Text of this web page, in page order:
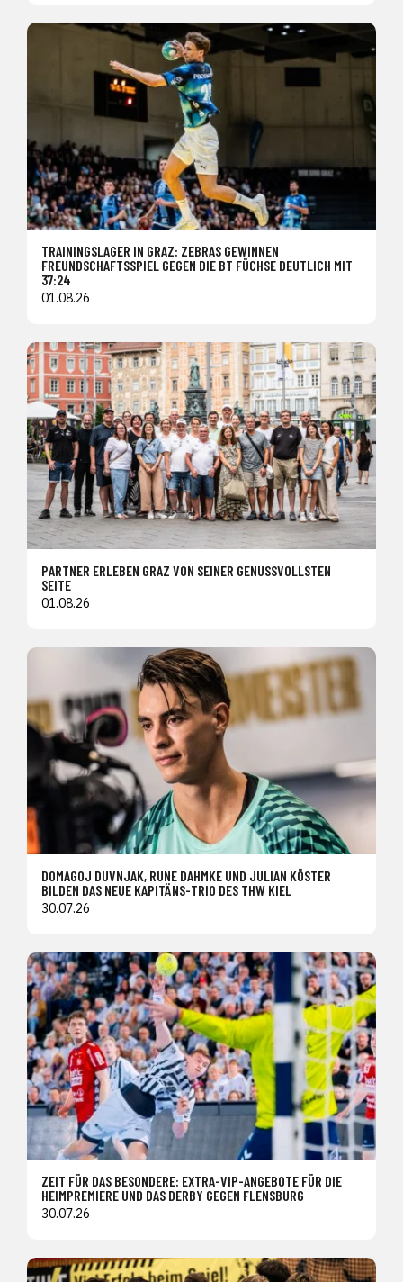
TRAININGSLAGER IN GRAZ: ZEBRAS GEWINNEN
FREUNDSCHAFTSSPIEL GEGEN DIE BT FÜCHSE DEUTLICH MIT
37:24
01.08.26
PARTNER ERLEBEN GRAZ VON SEINER GENUSSVOLLSTEN
SEITE
01.08.26
DOMAGOJ DUVNJAK, RUNE DAHMKE UND JULIAN KÖSTER
BILDEN DAS NEUE KAPITÄNS-TRIO DES THW KIEL
30.07.26
ZEIT FÜR DAS BESONDERE: EXTRA-VIP-ANGEBOTE FÜR DIE
HEIMPREMIERE UND DAS DERBY GEGEN FLENSBURG
30.07.26